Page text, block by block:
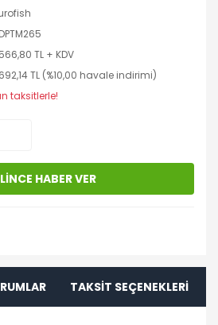
TL + KDV
TL (%10,00 havale indirimi)
taksitlerle!
HABER VER
TAKSİT SEÇENEKLERİ